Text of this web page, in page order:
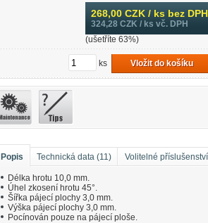
268,00 CZK / ks bez DPH
324,28 CZK / ks vč. DPH
(ušetříte 63%)
ks Vložit do košíku
Popis Technická data (11) Volitelné
Délka hrotu 10,0 mm.
Úhel zkosení hrotu 45°.
Šířka pájecí plochy 3,0 mm.
Výška pájecí plochy 3,0 mm.
Pocínován pouze na pájecí ploše.